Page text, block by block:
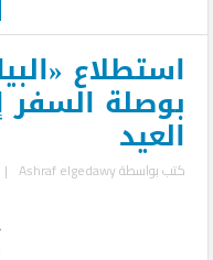
استطلاع
بوصلة السفر
العيد
كتب بواسطةAshraf elgedawy
|